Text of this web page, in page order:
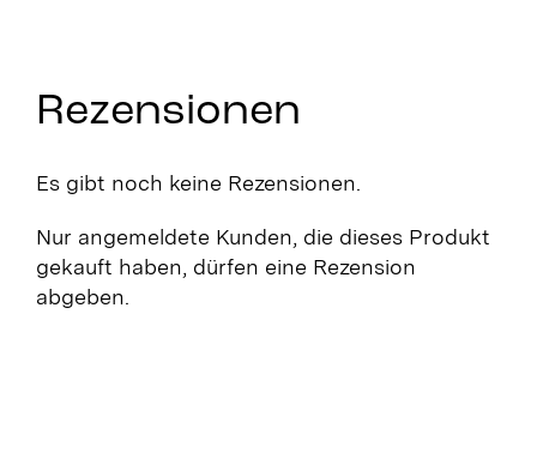
Rezensionen
Es gibt noch keine Rezensionen.
Nur angemeldete Kunden, die dieses Produkt
gekauft haben, dürfen eine Rezension
abgeben.